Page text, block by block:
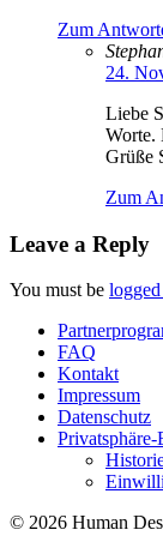
Zum
24.
Liebe
Worte.
Grüße
Zum
Leave a Reply
You must be
FAQ
Kontakt
Impressum
Datenschutz
Privatsphäre-
© 2026 Human